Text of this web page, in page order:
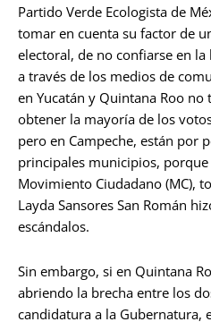
Partido Verde Ecologista de
tomar en cuenta su factor de
electoral, de no confiarse en
a través de los medios de
en Yucatán y Quintana Roo
obtener la mayoría de los
pero en Campeche, están por
principales municipios,
Movimiento Ciudadano (MC),
Layda Sansores San Román
escándalos.
Sin embargo, si en Quintana
abriendo la brecha entre los
candidatura a la Gubernatura,